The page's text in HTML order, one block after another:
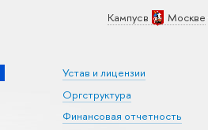
Кампус в Москве
Устав и лицензии
Оргструктура
Финансовая отчетность